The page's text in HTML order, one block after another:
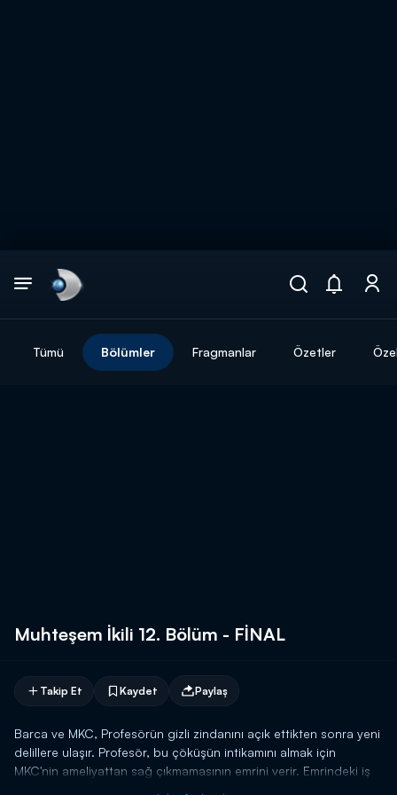
Tümü Bölümler Fragmanlar Özetler
Muhteşem İkili 12. Bölüm - FİNAL
Takip Et Kaydet Paylaş
Barca ve MKC, Profesörün gizli zindanını açık ettikten sonra yeni
delillere ulaşır. Profesör, bu çöküşün intikamını almak için
MKC'nin ameliyattan sağ çıkmamasının emrini verir. Emrindeki iş